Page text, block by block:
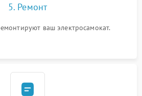
5. Ремонт
ваш электросамокат.